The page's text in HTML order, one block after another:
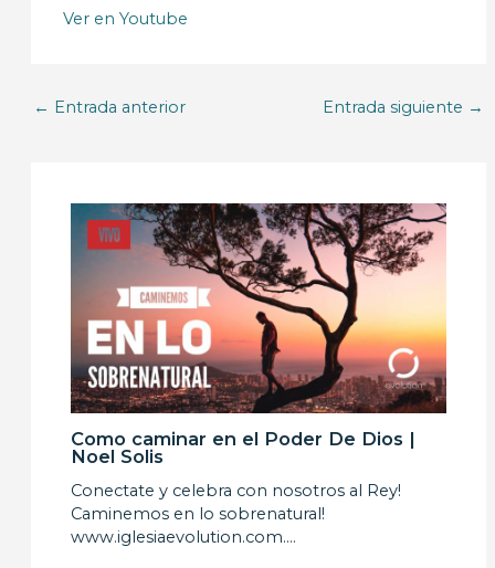
Ver en Youtube
← Entrada anterior Entrada siguiente →
Como caminar en el Poder De Dios |
Noel Solis
Conectate y celebra con nosotros al Rey!
Caminemos en lo sobrenatural!
www.iglesiaevolution.com.…